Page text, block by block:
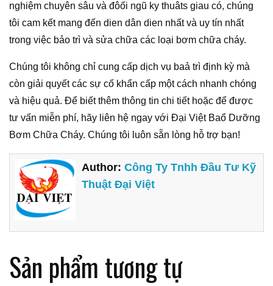
nghiệm chuyên sâu và đôối ngũ ky thuâts giau có, chúng
tôi cam kết mang đến dien dân dien nhất và uy tín nhất
trong việc bảo trì và sửa chữa các loại bơm chữa cháy.
Chúng tôi không chỉ cung cấp dịch vụ baả trì định kỳ mà
còn giải quyết các sự cố khẩn cấp một cách nhanh chóng
và hiệu quả. Để biết thêm thông tin chi tiết hoặc để được
tư vấn miễn phí, hãy liên hệ ngay với Đại Việt Baổ Dưỡng
Bơm Chữa Cháy. Chúng tôi luôn sẵn lòng hỗ trợ bạn!
Author:Công Ty Tnhh Đầu Tư Kỹ
Thuật Đại Việt
Sản phẩm tương tự